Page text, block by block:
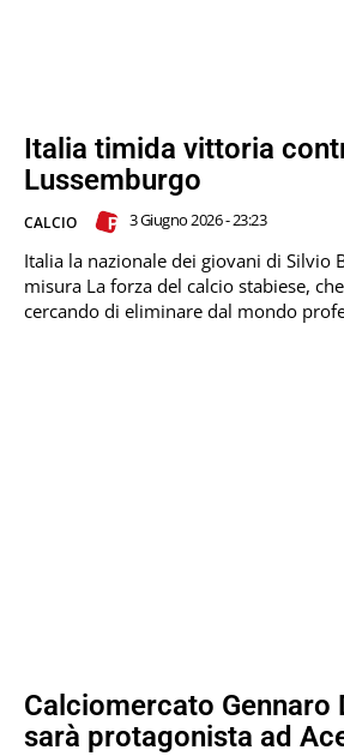
Italia timida vittoria
Lussemburgo
CALCIO 3 Giugno 2026 - 23:23
Italia la nazionale dei giovani di Silvio
misura La forza del calcio stabiese, che qualcuno sta
cercando di eliminare dal mondo
Calciomercato Gennaro
sarà protagonista ad